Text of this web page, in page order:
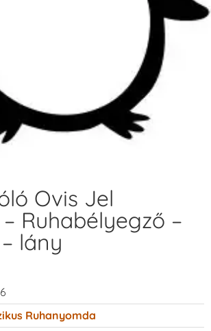
Ovis Jel
Ruhabélyegző –
lány
Ruhanyomda